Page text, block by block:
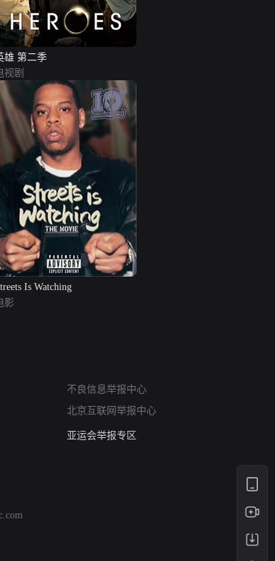
雄 第二季
视剧
Is Watching
影
不良信息举报中心
北京互联网举报中心
算法推荐专项举报
亚运会举报专区